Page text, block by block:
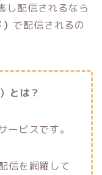
し配信されるなら
で配信されるの
とは？
ービスです。
信を網羅して